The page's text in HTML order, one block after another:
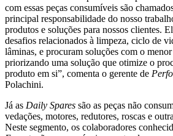
com essas peças consumíveis são
principal responsabilidade do nosso
produtos e soluções para nossos clientes.
desafios relacionados à limpeza, ciclo de
lâminas, e procuram soluções com o
priorizando uma solução que otimize o
produto em si”, comenta o gerente de
Polachini.
Já as Daily Spares são as peças não
vedações, motores, redutores, roscas e
Neste segmento, os colaboradores